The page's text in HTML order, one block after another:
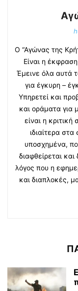
Ο “Αγώνας της
Είναι η
Έμεινε όλα αυτά
για έγκυρη –
Υπηρετεί και
και οράματα για
είναι η κριτική
ιδιαίτερα
υποσχημένα,
διαφθείρεται και
λόγος που η
και διαπλοκές,